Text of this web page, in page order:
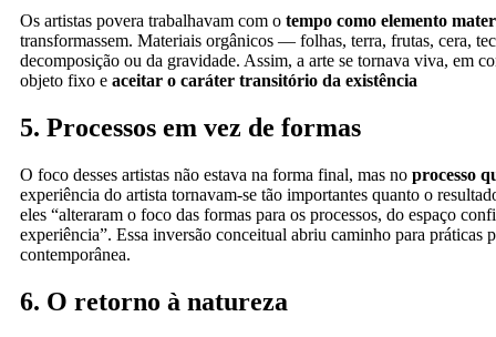
Os artistas povera trabalhavam com o tempo como elemento
transformassem. Materiais orgânicos — folhas, terra, frutas, cera,
decomposição ou da gravidade. Assim, a arte se tornava viva, em
objeto fixo e aceitar o caráter transitório da existência
5. Processos em vez de formas
O foco desses artistas não estava na forma final, mas no processo
experiência do artista tornavam-se tão importantes quanto o
eles “alteraram o foco das formas para os processos, do espaço
experiência”. Essa inversão conceitual abriu caminho para práticas
contemporânea.
6. O retorno à natureza